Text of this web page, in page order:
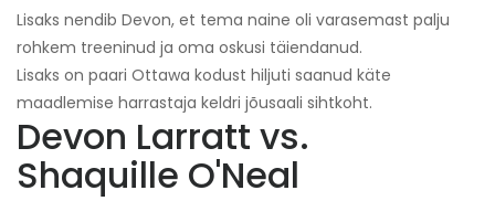
Lisaks nendib Devon, et tema naine oli varasemast palju
rohkem treeninud ja oma oskusi täiendanud.
Lisaks on paari Ottawa kodust hiljuti saanud käte
maadlemise harrastaja keldri jõusaali sihtkoht.
Devon Larratt vs.
Shaquille O'Neal